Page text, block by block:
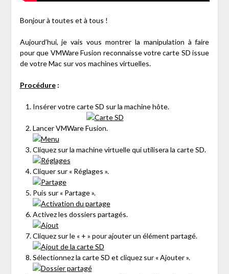
Bonjour à toutes et à tous !
Aujourd’hui, je vais vous montrer la manipulation à faire
pour que VMWare Fusion reconnaisse votre carte SD issue
de votre Mac sur vos machines virtuelles.
Procédure:
Insérer votre carte SD sur la machine hôte.
Lancer VMWare Fusion.
Cliquez sur la machine virtuelle qui utilisera la carte SD.
Cliquer sur « Réglages ».
Puis sur « Partage ».
Activez les dossiers partagés.
Cliquez sur le « + » pour ajouter un élément partagé.
Sélectionnez la carte SD et cliquez sur « Ajouter ».